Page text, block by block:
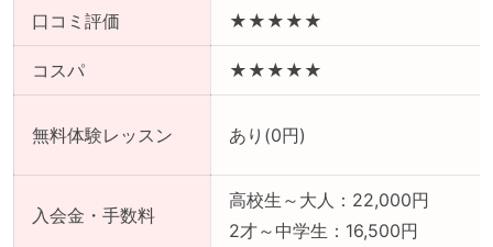
口コミ評価 ★★★★★
コスパ ★★★★★
無料体験レッスン あり(0円)
入会金・手数料
高校生～大人：22,000円
2才～中学生：16,500円